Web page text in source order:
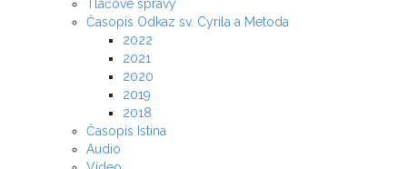
Tlačové správy
Časopis Odkaz sv. Cyrila a Metoda
2022
2021
2020
2019
2018
Časopis Istina
Audio